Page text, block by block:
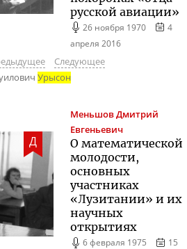
русской авиации»
26 ноября 1970
4
апреля 2016
Следующее
Урысон
Д
МеньшовДмитрий
Евгеньевич
О математической
молодости,
основных
участниках
«Лузитании» и их
научных
открытиях
6 февраля 1975
15